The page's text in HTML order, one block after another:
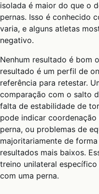
isolada é maior do que o
pernas. Isso é conhecido
varia, e alguns atletas
negativo.
Nenhum resultado é bom
resultado é um perfil de
referência para retestar.
comparação com o salto
falta de estabilidade de
pode indicar
perna, ou problemas de
majoritariamente de
resultados mais baixos.
treino unilateral
com uma perna.